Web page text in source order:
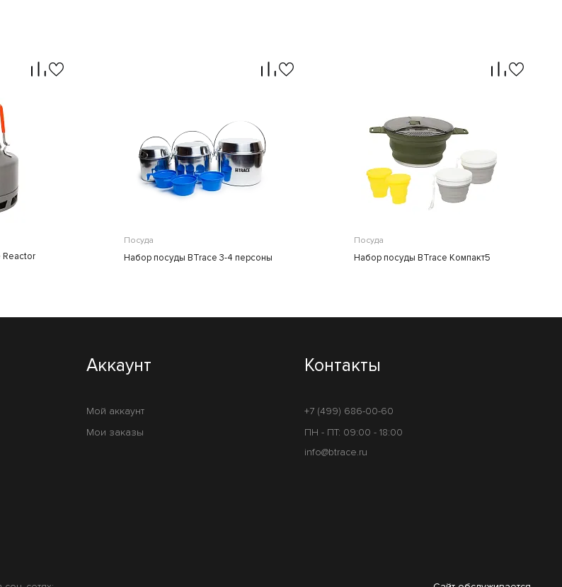
Reactor
Посуда
Набор посуды BTrace 3-4 персоны
Посуда
Набор посуды BTrace Компакт5
Аккаунт
Мой аккаунт
Мои заказы
Контакты
+7 (499) 686-00-60
ПН - ПТ: 09:00 - 18:00
info@btrace.ru